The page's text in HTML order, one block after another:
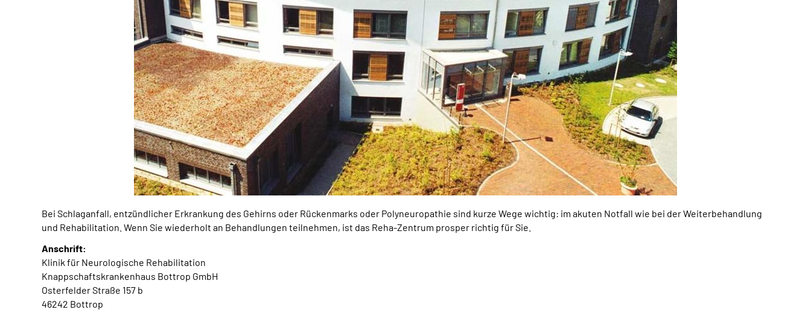
Bei Schlaganfall, entzündlicher Erkrankung des Gehirns oder Rückenmarks oder Polyneuropathie sind kurze Wege wichtig: im akuten Notfall wie bei der Weiterbehandlung
und Rehabilitation. Wenn Sie wiederholt an Behandlungen teilnehmen, ist das Reha-Zentrum prosper richtig für Sie.
Anschrift:
Klinik für Neurologische Rehabilitation
Knappschaftskrankenhaus Bottrop GmbH
Osterfelder Straße 157 b
46242 Bottrop